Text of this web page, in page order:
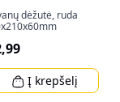
dėžutė, ruda
Į krepšelį